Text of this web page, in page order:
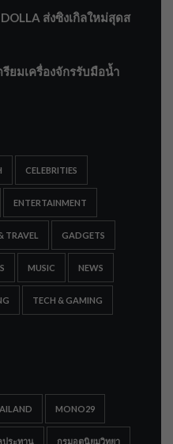
ส่งซิงเกิลใหม่สุดส
ยมเครื่องจักรรับมือน้ำ
CELEBRITIES
ENTERTAINMENT
TRAVEL GADGETS
MUSIC NEWS
TECH & GAMING
MONO29
ประทาน กรมอุตุนิยมวิทยา